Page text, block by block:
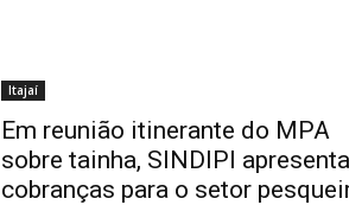
Itajaí
Em reunião itinerante do MPA
sobre tainha, SINDIPI apresenta
cobranças para o setor